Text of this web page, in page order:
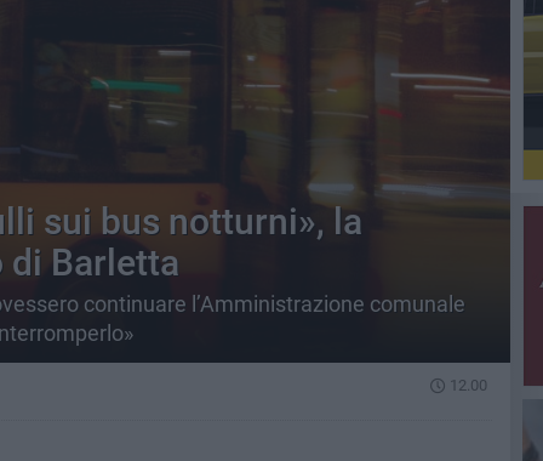
sui bus notturni», la
di Barletta
continuare l’Amministrazione comunale
12.00